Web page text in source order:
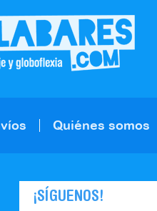
Quiénes somos
¡SÍGUENOS!